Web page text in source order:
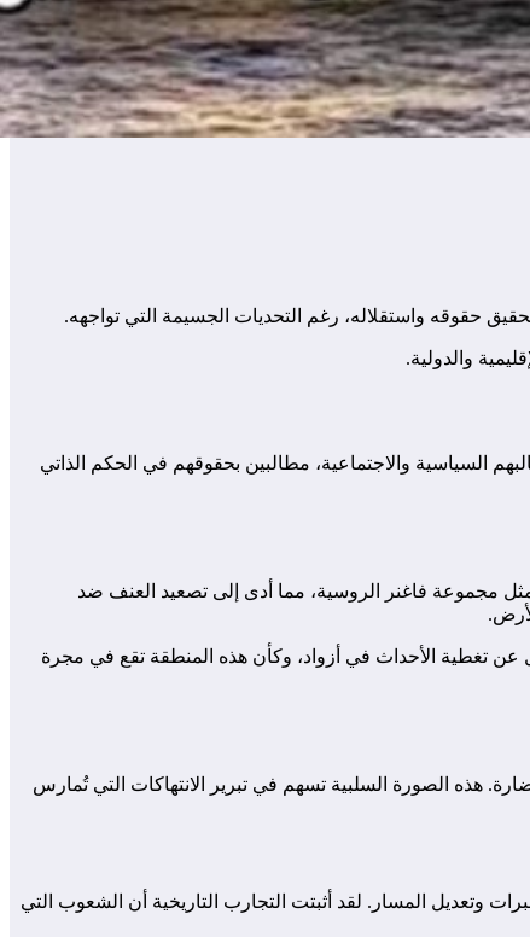
حقوقه واستقلاله، رغم التحديات الجسيمة التي تواجهه.
والدولية.
السياسية والاجتماعية، مطالبين بحقوقهم في الحكم الذاتي
مثل مجموعة فاغنر الروسية، مما أدى إلى تصعيد العنف ضد
عن تغطية الأحداث في أزواد، وكأن هذه المنطقة تقع في مجرة
هذه الصورة السلبية تسهم في تبرير الانتهاكات التي تُمارس
وتعديل المسار. لقد أثبتت التجارب التاريخية أن الشعوب التي